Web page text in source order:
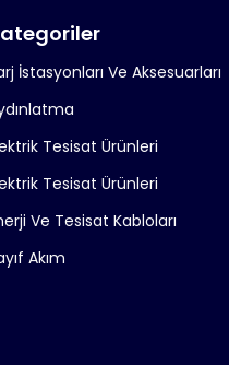
İstasyonları Ve Aksesuarları
Tesisat Ürünleri
Tesisat Ürünleri
Ve Tesisat Kabloları
Akım